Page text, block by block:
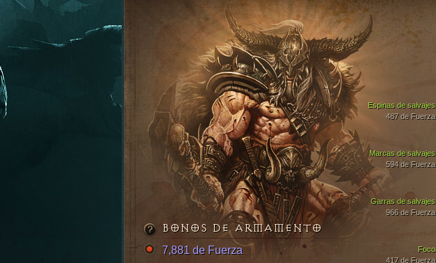
Marcas de salvajes
594 de Fuerza
Garras de salvajes
966 de Fuerza
Espinas de salvajes
487 de Fuerza
Foco
417 de Fuerza
BONOS DE ARMAMENTO
7,881 de Fuerza